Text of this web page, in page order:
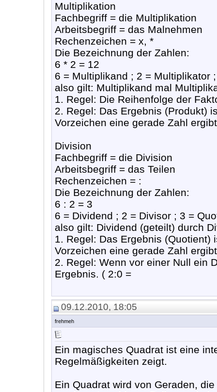
Multiplikation
Fachbegriff = die Multiplikation
Arbeitsbegriff = das Malnehmen
Rechenzeichen = x, *
Die Bezeichnung der Zahlen:
6 * 2 = 12
6 = Multiplikand ; 2 = Multiplikator
also gilt: Multiplikand mal
1. Regel: Die Reihenfolge der
2. Regel: Das Ergebnis (Produkt)
Vorzeichen eine gerade Zahl
Division
Fachbegriff = die Division
Arbeitsbegriff = das Teilen
Rechenzeichen = :
Die Bezeichnung der Zahlen:
6 : 2 = 3
6 = Dividend ; 2 = Divisor ; 3 =
also gilt: Dividend (geteilt) durch
1. Regel: Das Ergebnis
Vorzeichen eine gerade Zahl
2. Regel: Wenn vor einer Null ein
Ergebnis. ( 2:0 =
09.12.2010, 18:05
frehmeh
Ein magisches Quadrat ist eine
Regelmäßigkeiten zeigt.
Ein Quadrat wird von Geraden,